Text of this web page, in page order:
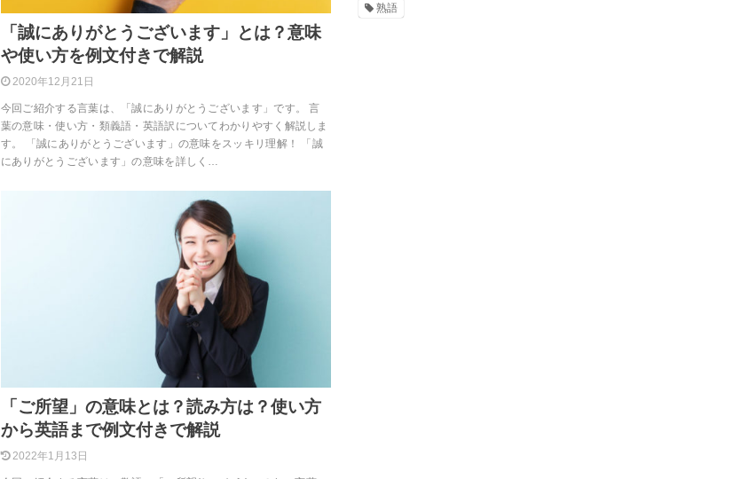
「誠にありがとうございます」とは？意味
や使い方を例文付きで解説
2020年12月21日
今回ご紹介する言葉は、「誠にありがとうございます」です。 言
葉の意味・使い方・類義語・英語訳についてわかりやすく解説しま
す。 「誠にありがとうございます」の意味をスッキリ理解！ 「誠
にありがとうございます」の意味を詳しく…
「ご所望」の意味とは？読み方は？使い方
から英語まで例文付きで解説
2022年1月13日
熟語